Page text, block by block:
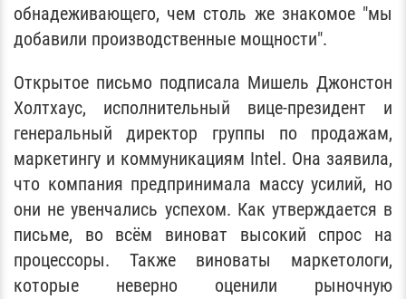
обнадеживающего, чем столь же знакомое "мы
добавили производственные мощности".
Открытое письмо подписала Мишель Джонстон
Холтхаус, исполнительный вице-президент и
генеральный директор группы по продажам,
маркетингу и коммуникациям Intel. Она заявила,
что компания предпринимала массу усилий, но
они не увенчались успехом. Как утверждается в
письме, во всём виноват высокий спрос на
процессоры. Также виноваты маркетологи,
которые неверно оценили рыночную